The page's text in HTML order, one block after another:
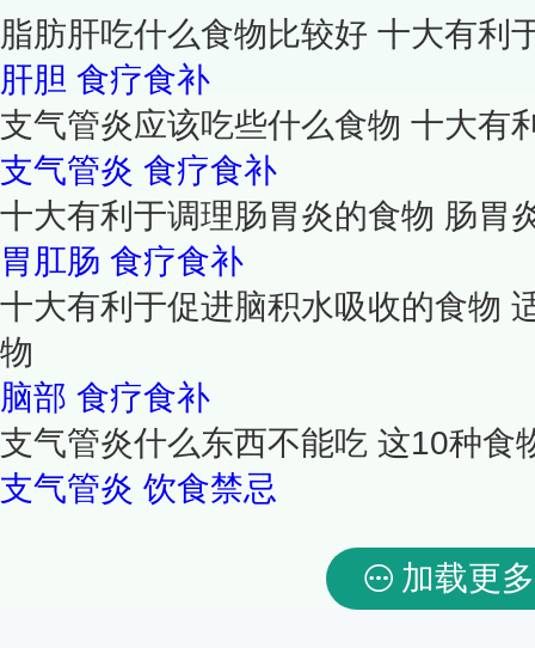
脂肪肝吃什么食物比较好 十大有利
肝胆 食疗食补
支气管炎应该吃些什么食物 十大有
支气管炎 食疗食补
十大有利于调理肠胃炎的食物 肠胃
胃肛肠 食疗食补
十大有利于促进脑积水吸收的食物
物
脑部 食疗食补
支气管炎什么东西不能吃 这10种食
支气管炎 饮食禁忌
加载更多